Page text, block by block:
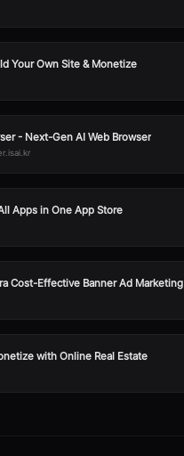
Your Own Site & Monetize
- Next-Gen AI Web Browser
Apps in One App Store
Cost-Effective Banner Ad Marketing
with Online Real Estate